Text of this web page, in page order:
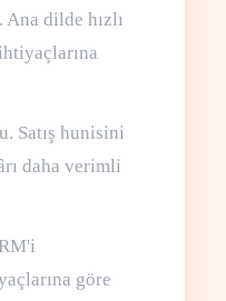
dilde hızlı
Satış hunisini
daha verimli
göre